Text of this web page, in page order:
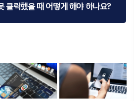
클릭했을 때 어떻게 해야 하나요?